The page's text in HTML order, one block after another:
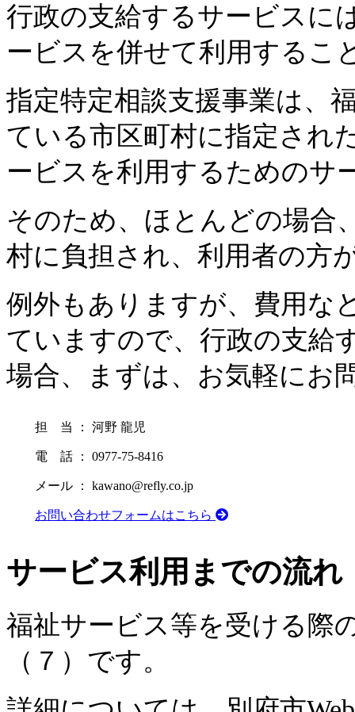
行政の支給するサービスに
ービスを併せて利用するこ
指定特定相談支援事業は、
ている市区町村に指定され
ービスを利用するためのサ
そのため、ほとんどの場合
村に負担され、利用者の方
例外もありますが、費用な
ていますので、行政の支給
場合、まずは、お気軽にお
担 当 ：河野 龍児
電 話 ：0977-75-8416
メール ：kawano@refly.co.jp
お問い合わせフォームはこちら
サービス利用までの流れ
福祉サービス等を受ける際
（７）です。